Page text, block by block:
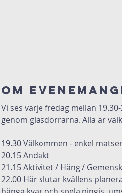
Om
Vi ses varje fredag mellan
genom glasdörrarna. Alla är
19.30 Välkommen - enkel
20.15 Andakt
21.15 Aktivitet / Häng /
22.00 Här slutar kvällens